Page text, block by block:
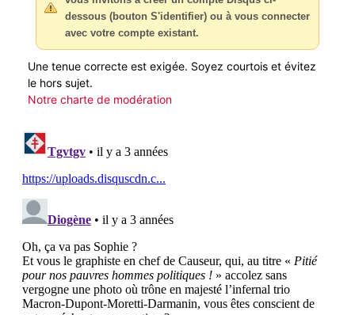
dessous (bouton S'identifier) ou à vous connecter
avec votre compte existant.
Une tenue correcte est exigée. Soyez courtois et évitez
le hors sujet.
Notre charte de modération